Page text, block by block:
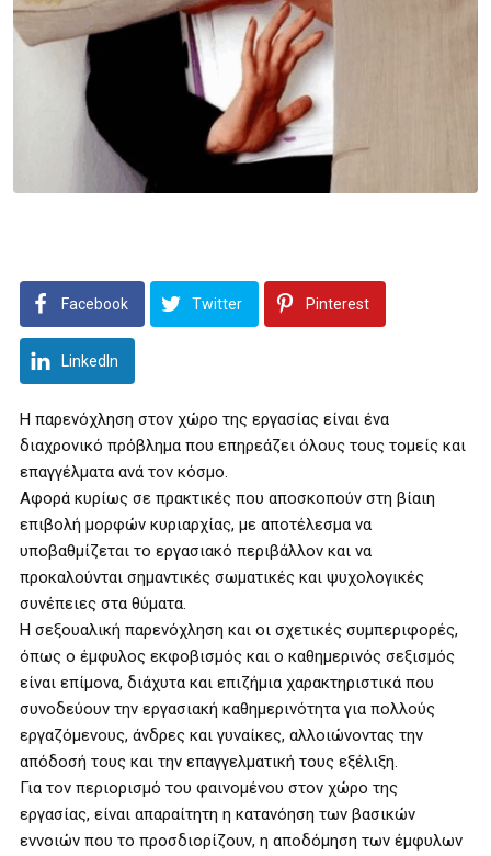
Facebook Twitter Pinterest
LinkedIn
Η παρενόχληση στον χώρο της εργασίας είναι ένα
διαχρονικό πρόβλημα που επηρεάζει όλους τους τομείς και
επαγγέλματα ανά τον κόσμο.
Αφορά κυρίως σε πρακτικές που αποσκοπούν στη βίαιη
επιβολή μορφών κυριαρχίας, με αποτέλεσμα να
υποβαθμίζεται το εργασιακό περιβάλλον και να
προκαλούνται σημαντικές σωματικές και ψυχολογικές
συνέπειες στα θύματα.
Η σεξουαλική παρενόχληση και οι σχετικές συμπεριφορές,
όπως ο έμφυλος εκφοβισμός και ο καθημερινός σεξισμός
είναι επίμονα, διάχυτα και επιζήμια χαρακτηριστικά που
συνοδεύουν την εργασιακή καθημερινότητα για πολλούς
εργαζόμενους, άνδρες και γυναίκες, αλλοιώνοντας την
απόδοσή τους και την επαγγελματική τους εξέλιξη.
Για τον περιορισμό του φαινομένου στον χώρο της
εργασίας, είναι απαραίτητη η κατανόηση των βασικών
εννοιών που το προσδιορίζουν, η αποδόμηση των έμφυλων